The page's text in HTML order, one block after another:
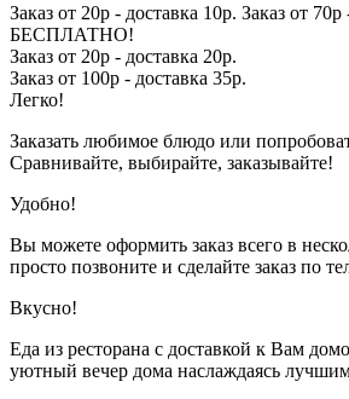
Заказ от 20р - доставка 10р. Заказ от 70р
БЕСПЛАТНО!
Заказ от 20р - доставка 20р.
Заказ от 100р - доставка 35р.
Легко!
Заказать любимое блюдо или
Сравнивайте, выбирайте, заказывайте!
Удобно!
Вы можете оформить заказ всего в
просто позвоните и сделайте заказ по
Вкусно!
Еда из ресторана с доставкой к Вам
уютный вечер дома наслаждаясь